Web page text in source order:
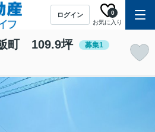
ログイン
お気に入り
0
町 109.9坪 募集1